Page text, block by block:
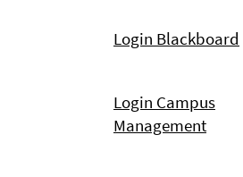
Login Blackboard
Login Campus
Management